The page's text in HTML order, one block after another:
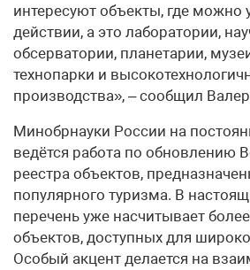
интересуют объекты, где можно
действии, а это лаборатории,
обсерватории, планетарии,
технопарки и
производства», – сообщил
Минобрнауки России на
ведётся работа по обновлению
реестра объектов,
популярного туризма. В
перечень уже насчитывает
объектов, доступных для
Особый акцент делается на